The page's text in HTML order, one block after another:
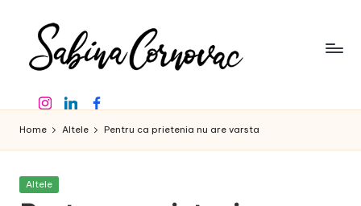
content
a
b
in
creator
de
16
InstagramLinkedinFacebook
Home Altele Pentru ca prietenia nu are varsta
Posted
Altele